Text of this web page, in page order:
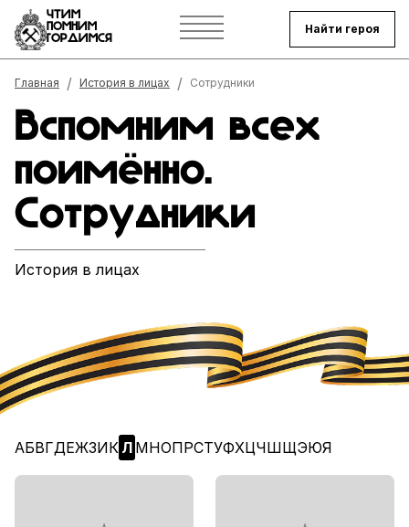
ЧТИМ
ПОМНИМ
ГОРДИМСЯ
Найти героя
Строка навигации
Главная История в лицах Сотрудники
Вспомним всех
поимённо.
Сотрудники
История в лицах
АБВГДЕЖЗИК Л МНОПРСТУФХЦЧШЩЭЮЯ